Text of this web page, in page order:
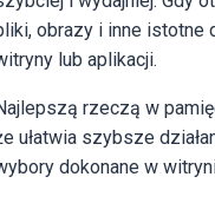
obrazy i inne istotne
lub aplikacji.
rzeczą w
​​ułatwia szybsze
dokonane w